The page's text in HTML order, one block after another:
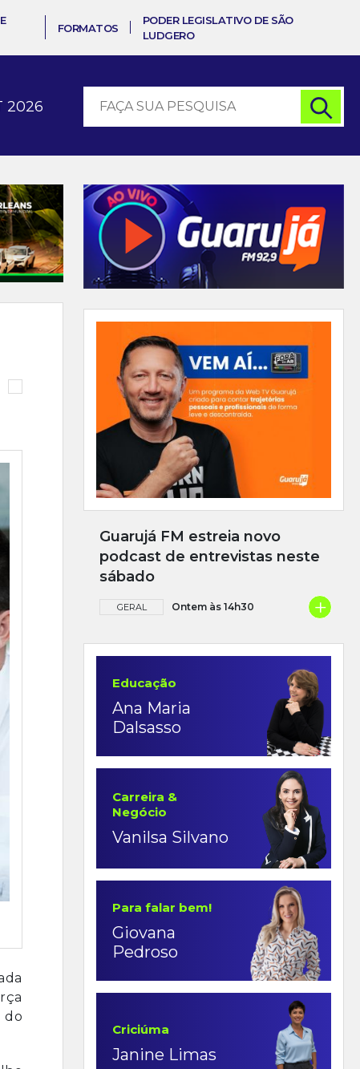
FORMATOS
PODER LEGISLATIVO DE SÃO
LUDGERO
2026
Guarujá FM estreia novo
podcast de entrevistas neste
sábado
GERAL Ontem às 14h30 +
Educação
Ana Maria
Dalsasso
Carreira &
Negócio
Vanilsa Silvano
Para falar bem!
Giovana
Pedroso
Criciúma
Janine Limas